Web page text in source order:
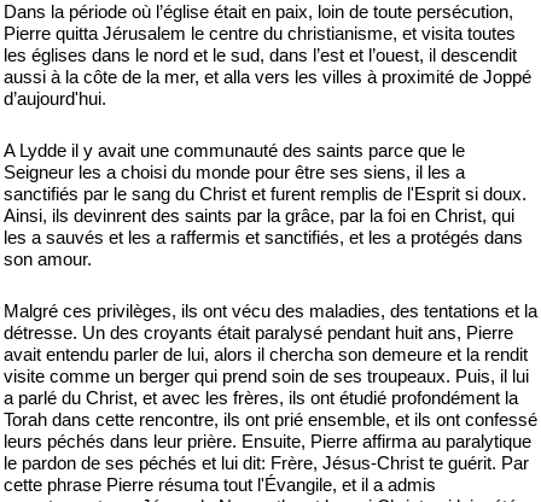
Dans la période où l’église était en paix, loin de toute persécution,
Pierre quitta Jérusalem le centre du christianisme, et visita toutes
les églises dans le nord et le sud, dans l’est et l’ouest, il descendit
aussi à la côte de la mer, et alla vers les villes à proximité de Joppé
d’aujourd'hui.
A Lydde il y avait une communauté des saints parce que le
Seigneur les a choisi du monde pour être ses siens, il les a
sanctifiés par le sang du Christ et furent remplis de l'Esprit si doux.
Ainsi, ils devinrent des saints par la grâce, par la foi en Christ, qui
les a sauvés et les a raffermis et sanctifiés, et les a protégés dans
son amour.
Malgré ces privilèges, ils ont vécu des maladies, des tentations et la
détresse. Un des croyants était paralysé pendant huit ans, Pierre
avait entendu parler de lui, alors il chercha son demeure et la rendit
visite comme un berger qui prend soin de ses troupeaux. Puis, il lui
a parlé du Christ, et avec les frères, ils ont étudié profondément la
Torah dans cette rencontre, ils ont prié ensemble, et ils ont confessé
leurs péchés dans leur prière. Ensuite, Pierre affirma au paralytique
le pardon de ses péchés et lui dit: Frère, Jésus-Christ te guérit. Par
cette phrase Pierre résuma tout l'Évangile, et il a admis